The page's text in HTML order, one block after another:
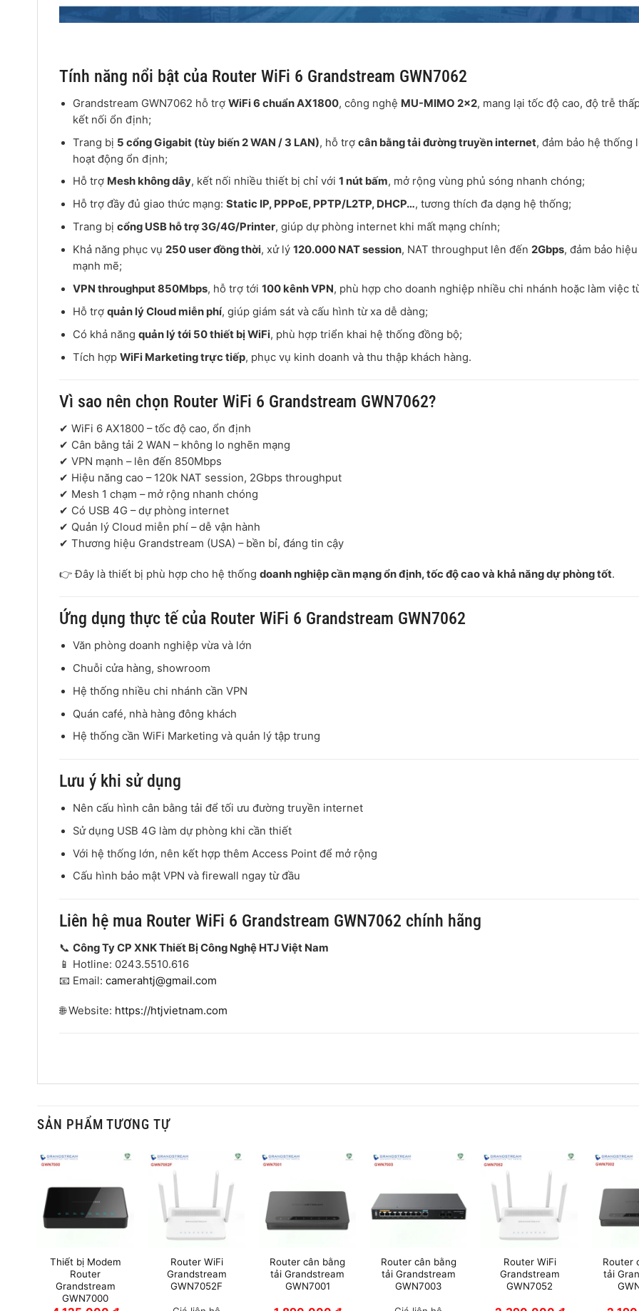
Tính năng nổi bật của Router WiFi 6 Grandstream GWN7062
Grandstream GWN7062 hỗ trợWiFi 6 chuẩn AX1800, công nghệ MU-MIMO 2×2, mang lại tốc độ cao, độ trễ
kết nối ổn định;
Trang bị 5 cổng Gigabit (tùy biến 2 WAN / 3 LAN), hỗ trợcân bằng tải đường truyền internet, đảm bảo hệ thống
hoạt động ổn định;
Hỗ trợ Mesh không dây, kết nối nhiều thiết bị chỉ với1 nút bấm, mở rộng vùng phủ sóng nhanh chóng;
Hỗ trợ đầy đủ giao thức mạng:Static IP, PPPoE, PPTP/L2TP, DHCP…, tương thích đa dạng hệ thống;
Trang bịcổng USB hỗ trợ 3G/4G/Printer, giúp dự phòng internet khi mất mạng chính;
Khả năng phục vụ250 user đồng thời, xử lý120.000 NAT session, NAT throughput lên đến2Gbps, đảm bảo
mạnh mẽ;
VPN throughput 850Mbps, hỗ trợ tới100 kênh VPN, phù hợp cho doanh nghiệp nhiều chi nhánh hoặc làm việc
Hỗ trợquản lý Cloud miễn phí, giúp giám sát và cấu hình từ xa dễ dàng;
Có khả năngquản lý tới 50 thiết bị WiFi, phù hợp triển khai hệ thống đồng bộ;
Tích hợpWiFi Marketing trực tiếp, phục vụ kinh doanh và thu thập khách hàng.
Vì sao nên chọn Router WiFi 6 Grandstream GWN7062?
✔ WiFi 6 AX1800 – tốc độ cao, ổn định
✔ Cân bằng tải 2 WAN – không lo nghẽn mạng
✔ VPN mạnh – lên đến 850Mbps
✔ Hiệu năng cao – 120k NAT session, 2Gbps throughput
✔ Mesh 1 chạm – mở rộng nhanh chóng
✔ Có USB 4G – dự phòng internet
✔ Quản lý Cloud miễn phí – dễ vận hành
✔ Thương hiệu Grandstream (USA) – bền bỉ, đáng tin cậy
👉 Đây là thiết bị phù hợp cho hệ thống doanh nghiệp cần mạng ổn định, tốc độ cao và khả năng dự phòng tốt.
Ứng dụng thực tế của Router WiFi 6 Grandstream GWN7062
Văn phòng doanh nghiệp vừa và lớn
Chuỗi cửa hàng, showroom
Hệ thống nhiều chi nhánh cần VPN
Quán café, nhà hàng đông khách
Hệ thống cần WiFi Marketing và quản lý tập trung
Lưu ý khi sử dụng
Nên cấu hình cân bằng tải để tối ưu đường truyền internet
Sử dụng USB 4G làm dự phòng khi cần thiết
Với hệ thống lớn, nên kết hợp thêm Access Point để mở rộng
Cấu hình bảo mật VPN và firewall ngay từ đầu
Liên hệ mua Router WiFi 6 Grandstream GWN7062 chính hãng
📞 Công Ty CP XNK Thiết Bị Công Nghệ HTJ Việt Nam
📱 Hotline: 0243.5510.616
📧 Email: camerahtj@gmail.com
🌐 Website: https://htjvietnam.com
SẢN PHẨM TƯƠNG TỰ
Thiết bị Modem
Router
Grandstream
GWN7000
Router WiFi
Grandstream
GWN7052F
Router cân bằng
tải Grandstream
GWN7001
Router cân bằng
tải Grandstream
GWN7003
Router WiFi
Grandstream
GWN7052
Router
tải